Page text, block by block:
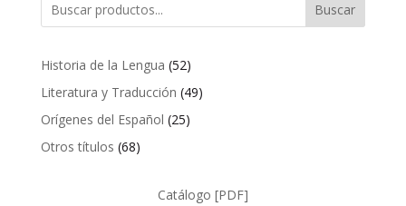
Buscar
Historia de la Lengua 5252
productos
Literatura y Traducción 4949
Orígenes del Español 2525
Otros títulos 6868
Catálogo [PDF]